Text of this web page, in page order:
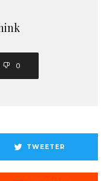
0
TWEETER